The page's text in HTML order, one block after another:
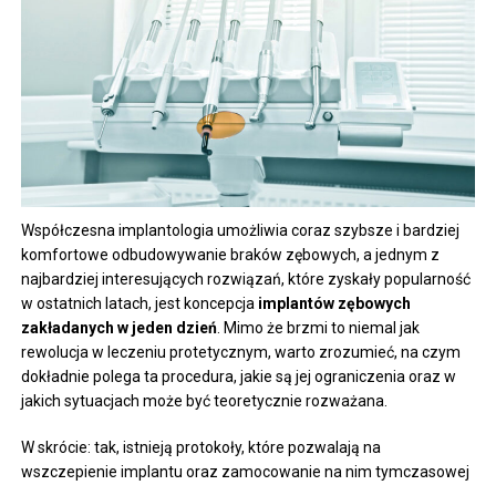
Współczesna implantologia umożliwia coraz szybsze i bardziej
komfortowe odbudowywanie braków zębowych, a jednym z
najbardziej interesujących rozwiązań, które zyskały popularność
w ostatnich latach, jest koncepcja implantów zębowych
zakładanych w jeden dzień . Mimo że brzmi to niemal jak
rewolucja w leczeniu protetycznym, warto zrozumieć, na czym
dokładnie polega ta procedura, jakie są jej ograniczenia oraz w
jakich sytuacjach może być teoretycznie rozważana.
W skrócie: tak, istnieją protokoły, które pozwalają na
wszczepienie implantu oraz zamocowanie na nim tymczasowej